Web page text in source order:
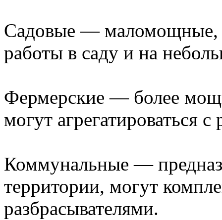
Садовые — маломощные,
работы в саду и на
Фермерские — более
могут агрегатироваться
Коммунальные —
территории, могут
разбрасывателями.